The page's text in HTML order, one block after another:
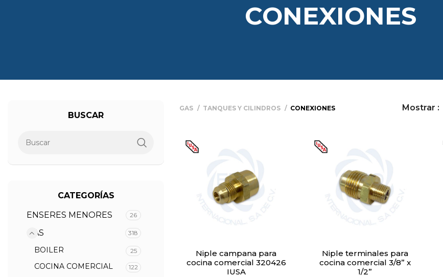
CONEXIONES
BUSCAR
CATEGORÍAS
ENSERES MENORES
26
GAS 318
BOILER 25
COCINA COMERCIAL 122
GAS TANQUES Y CILINDROS CONEXIONES Mostrar
Niple campana para
cocina comercial 320426
IUSA
Niple terminales para
cocina comercial 3/8” x
1/2”